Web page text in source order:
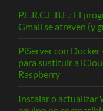
P.E.R.C.E.B.E.: El
Gmail se atreven (y
PiServer con
para sustituir a
Raspberry
Instalar o actualizar